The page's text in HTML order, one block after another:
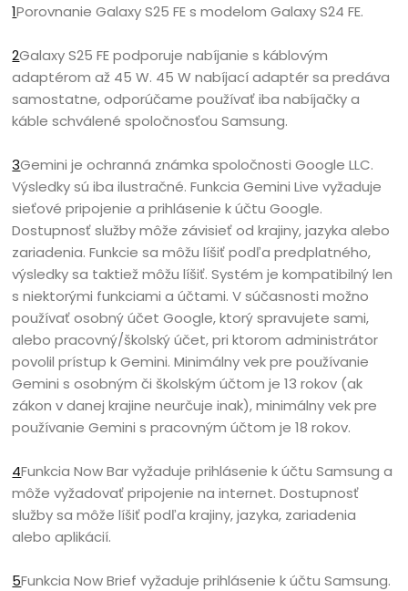
1Porovnanie Galaxy S25 FE s modelom Galaxy S24 FE.
2Galaxy S25 FE podporuje nabíjanie s káblovým
adaptérom až 45 W. 45 W nabíjací adaptér sa predáva
samostatne, odporúčame používať iba nabíjačky a
káble schválené spoločnosťou Samsung.
3Gemini je ochranná známka spoločnosti Google LLC.
Výsledky sú iba ilustračné. Funkcia Gemini Live vyžaduje
sieťové pripojenie a prihlásenie k účtu Google.
Dostupnosť služby môže závisieť od krajiny, jazyka alebo
zariadenia. Funkcie sa môžu líšiť podľa predplatného,
výsledky sa taktiež môžu líšiť. Systém je kompatibilný len
s niektorými funkciami a účtami. V súčasnosti možno
používať osobný účet Google, ktorý spravujete sami,
alebo pracovný/školský účet, pri ktorom administrátor
povolil prístup k Gemini. Minimálny vek pre používanie
Gemini s osobným či školským účtom je 13 rokov (ak
zákon v danej krajine neurčuje inak), minimálny vek pre
používanie Gemini s pracovným účtom je 18 rokov.
4Funkcia Now Bar vyžaduje prihlásenie k účtu Samsung a
môže vyžadovať pripojenie na internet. Dostupnosť
služby sa môže líšiť podľa krajiny, jazyka, zariadenia
alebo aplikácií.
5Funkcia Now Brief vyžaduje prihlásenie k účtu Samsung.